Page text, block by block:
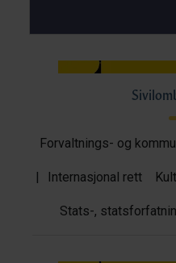
Forvaltnings- og
| Internasjonal rett
Stats-,